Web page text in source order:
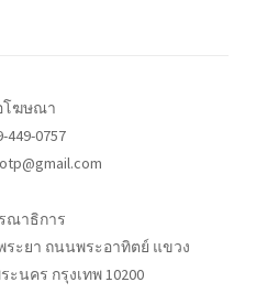
โฆษณา
449-0757
ณาธิการ
ระยา ถนนพระอาทิตย์ แขวง
นคร กรุงเทพ 10200